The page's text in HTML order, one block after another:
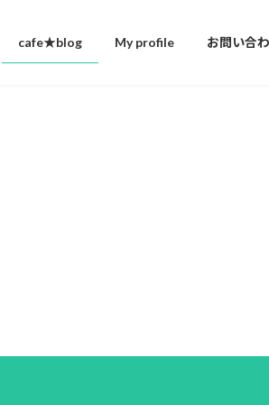
cafe★blog My profile お問い合